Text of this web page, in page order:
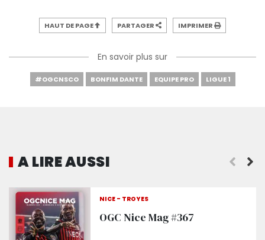
HAUT DE PAGE PARTAGER IMPRIMER
En savoir plus sur
#OGCNSCO BONFIM DANTE EQUIPE PRO LIGUE 1
A LIRE AUSSI
NICE - TROYES
OGC Nice Mag #367
Delort : « Ça ne m'était jamais arrivé... »